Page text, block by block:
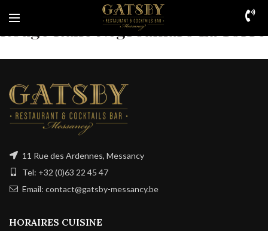
Rouge Italie Negroamaro La Torre
11 Rue des Ardennes, Messancy
Tel: +32 (0)63 22 45 47
Email: contact@gatsby-messancy.be
HORAIRES CUISINE